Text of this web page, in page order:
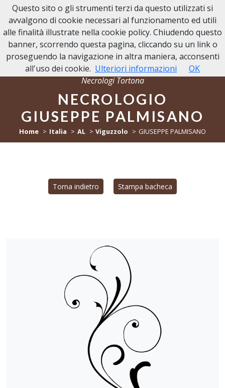
NECROLOGI TORTONA
Necrologi Tortona
NECROLOGIO
GIUSEPPE PALMISANO
Home Italia AL Viguzzolo GIUSEPPE PALMISANO
Torna indietro Stampa bacheca
Questo sito o gli strumenti terzi da questo utilizzati si
avvalgono di cookie necessari al funzionamento ed utili
alle finalità illustrate nella cookie policy. Chiudendo questo
banner, scorrendo questa pagina, cliccando su un link o
proseguendo la navigazione in altra maniera, acconsenti
all'uso dei cookie. Ulteriori informazioni OK